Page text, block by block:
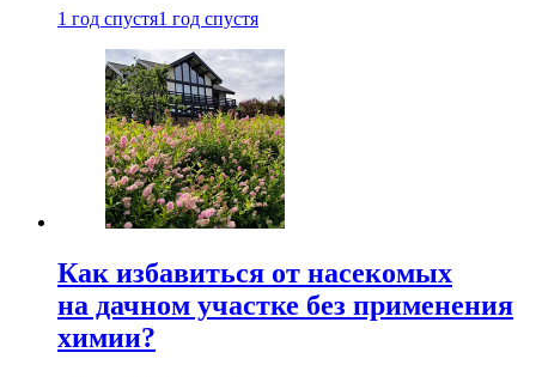
1 год спустя1 год спустя
Как избавиться от насекомых
на дачном участке без применения
химии?